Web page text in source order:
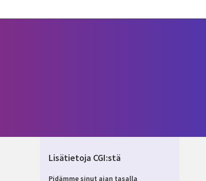
Lisätietoja CGI:stä
Pidämme sinut ajan tasalla